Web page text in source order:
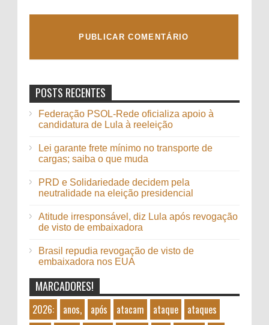
POSTS RECENTES
Federação PSOL-Rede oficializa apoio à
candidatura de Lula à reeleição
Lei garante frete mínimo no transporte de
cargas; saiba o que muda
PRD e Solidariedade decidem pela
neutralidade na eleição presidencial
Atitude irresponsável, diz Lula após revogação
de visto de embaixadora
Brasil repudia revogação de visto de
embaixadora nos EUA
MARCADORES!
2026: anos, após atacam ataque
ataques